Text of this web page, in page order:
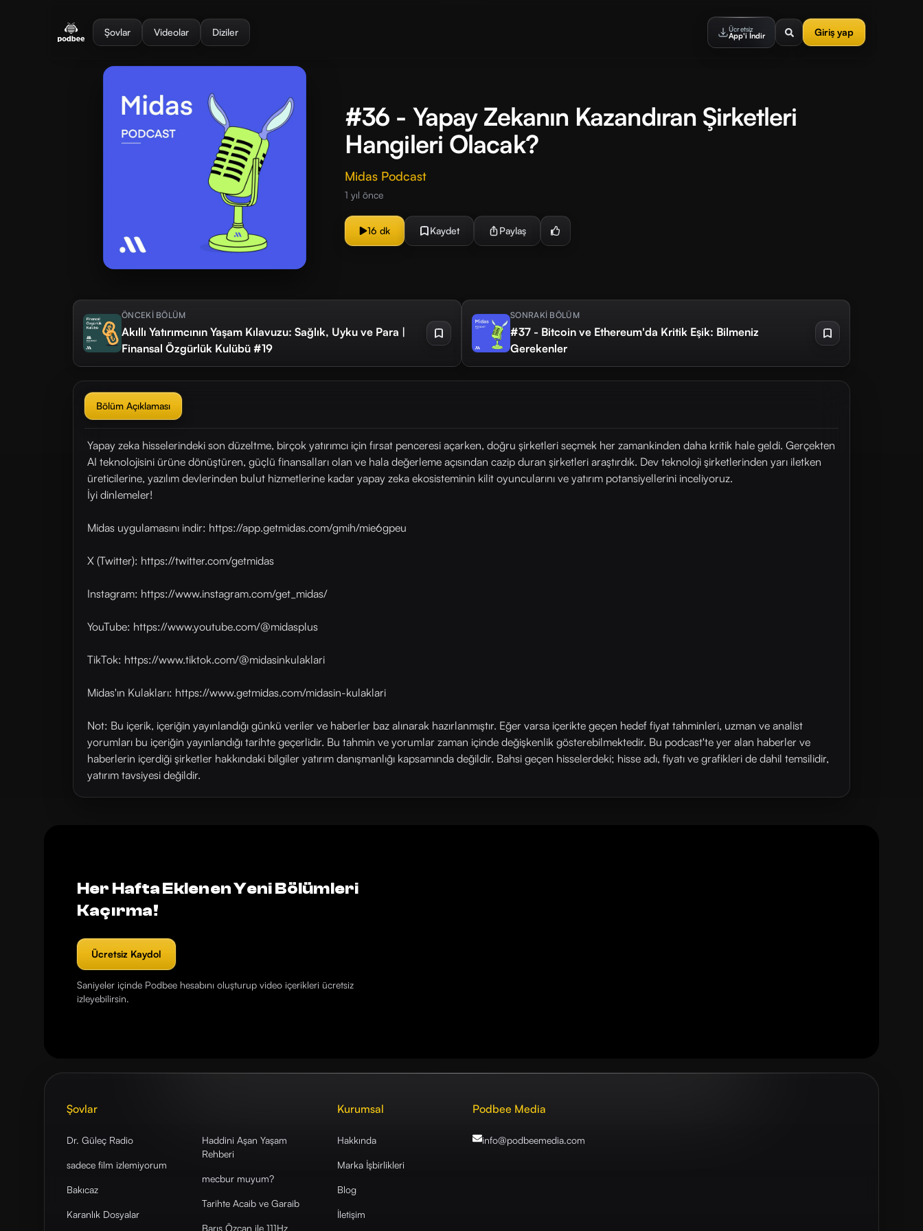
Şovlar Videolar Diziler Ücretsiz
App'i İndir Giriş yap
#36 - Yapay Zekanın Kazandıran Şirketleri
Hangileri Olacak?
Midas Podcast
1 yıl önce
16 dk Kaydet Paylaş
ÖNCEKİ BÖLÜM
Akıllı Yatırımcının Yaşam Kılavuzu: Sağlık, Uyku ve Para |
Finansal Özgürlük Kulübü #19
SONRAKİ BÖLÜM
#37 - Bitcoin ve Ethereum'da Kritik Eşik: Bilmeniz
Gerekenler
Bölüm Açıklaması
Yapay zeka hisselerindeki son düzeltme, birçok yatırımcı için fırsat penceresi açarken, doğru şirketleri seçmek her zamankinden daha kritik hale geldi. Gerçekten
AI teknolojisini ürüne dönüştüren, güçlü finansalları olan ve hala değerleme açısından cazip duran şirketleri araştırdık. Dev teknoloji şirketlerinden yarı iletken
üreticilerine, yazılım devlerinden bulut hizmetlerine kadar yapay zeka ekosisteminin kilit oyuncularını ve yatırım potansiyellerini inceliyoruz.
İyi dinlemeler!
Midas uygulamasını indir: https://app.getmidas.com/gmih/mie6gpeu
X (Twitter): https://twitter.com/getmidas
Instagram: https://www.instagram.com/get_midas/
YouTube: https://www.youtube.com/@midasplus
TikTok: https://www.tiktok.com/@midasinkulaklari
Midas'ın Kulakları: https://www.getmidas.com/midasin-kulaklari
Not: Bu içerik, içeriğin yayınlandığı günkü veriler ve haberler baz alınarak hazırlanmıştır. Eğer varsa içerikte geçen hedef fiyat tahminleri, uzman ve analist
yorumları bu içeriğin yayınlandığı tarihte geçerlidir. Bu tahmin ve yorumlar zaman içinde değişkenlik gösterebilmektedir. Bu podcast'te yer alan haberler ve
haberlerin içerdiği şirketler hakkındaki bilgiler yatırım danışmanlığı kapsamında değildir. Bahsi geçen hisselerdeki; hisse adı, fiyatı ve grafikleri de dahil temsilidir,
yatırım tavsiyesi değildir.
Her Hafta Eklenen Yeni Bölümleri
Kaçırma!
Ücretsiz Kaydol
Saniyeler içinde Podbee hesabını oluşturup video içerikleri ücretsiz
izleyebilirsin.
Şovlar
Dr. Güleç Radio
sadece film izlemiyorum
Bakıcaz
Karanlık Dosyalar
Haddini Aşan Yaşam
Rehberi
mecbur muyum?
Tarihte Acaib ve Garaib
Barış Özcan ile 111Hz
Kurumsal
Hakkında
Marka İşbirlikleri
Blog
İletişim
Podbee Media
info@podbeemedia.com